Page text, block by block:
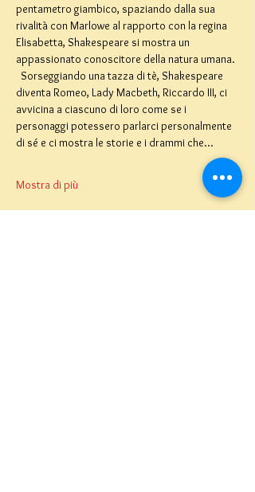
pentametro giambico, spaziando dalla sua
rivalità con Marlowe al rapporto con la regina
Elisabetta, Shakespeare si mostra un
appassionato conoscitore della natura umana.
Sorseggiando una tazza di tè, Shakespeare
diventa Romeo, Lady Macbeth, Riccardo III, ci
avvicina a ciascuno di loro come se i
personaggi potessero parlarci personalmente
di sé e ci mostra le storie e i drammi che…
Mostra di più